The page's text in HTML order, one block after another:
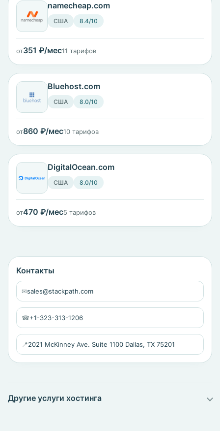
namecheap.com
США 8.4/10
от351 ₽/мес11 тарифов
Bluehost.com
США 8.0/10
от860 ₽/мес10 тарифов
DigitalOcean.com
США 8.0/10
от470 ₽/мес5 тарифов
Контакты
✉sales@stackpath.com
☎+1-323-313-1206
📍2021 McKinney Ave. Suite 1100 Dallas, TX 75201
Другие услуги хостинга